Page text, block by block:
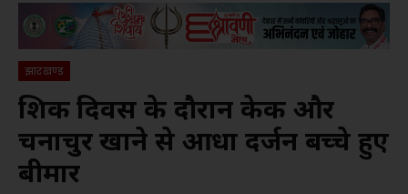
झारखण्ड
शिक्षक दिवस के दौरान केक और
चनाचुर खाने से आधा दर्जन बच्चे हुए
बीमार